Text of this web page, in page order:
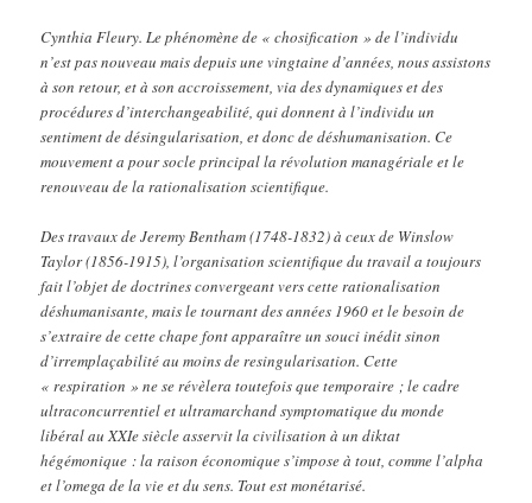
Cynthia Fleury. Le phénomène de « chosification » de l’individu
n’est pas nouveau mais depuis une vingtaine d’années, nous assistons
à son retour, et à son accroissement, via des dynamiques et des
procédures d’interchangeabilité, qui donnent à l’individu un
sentiment de désingularisation, et donc de déshumanisation. Ce
mouvement a pour socle principal la révolution managériale et le
renouveau de la rationalisation scientifique.
Des travaux de Jeremy Bentham (1748-1832) à ceux de Winslow
Taylor (1856-1915), l’organisation scientifique du travail a toujours
fait l’objet de doctrines convergeant vers cette rationalisation
déshumanisante, mais le tournant des années 1960 et le besoin de
s’extraire de cette chape font apparaître un souci inédit sinon
d’irremplaçabilité au moins de resingularisation. Cette
« respiration » ne se révèlera toutefois que temporaire ; le cadre
ultraconcurrentiel et ultramarchand symptomatique du monde
libéral au XXIe siècle asservit la civilisation à un diktat
hégémonique : la raison économique s’impose à tout, comme l’alpha
et l’omega de la vie et du sens. Tout est monétarisé.